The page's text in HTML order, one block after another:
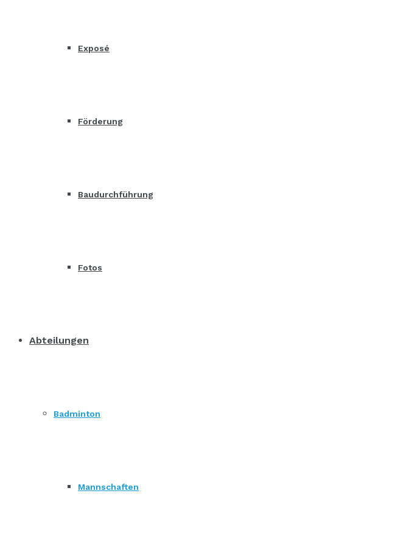
Exposé
Förderung
Baudurchführung
Fotos
Abteilungen
Badminton
Mannschaften